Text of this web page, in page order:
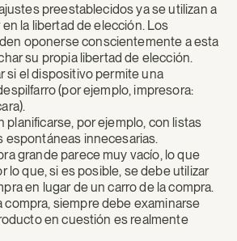
preestablecidos ya se utilizan a
la libertad de elección. Los
oponerse conscientemente a esta
su propia libertad de elección.
si el dispositivo permite una
(por ejemplo, impresora:
planificarse, por ejemplo, con listas
espontáneas innecesarias.
grande parece muy vacío, lo que
lo que, si es posible, se debe utilizar
en lugar de un carro de la compra.
compra, siempre debe examinarse
en cuestión es realmente